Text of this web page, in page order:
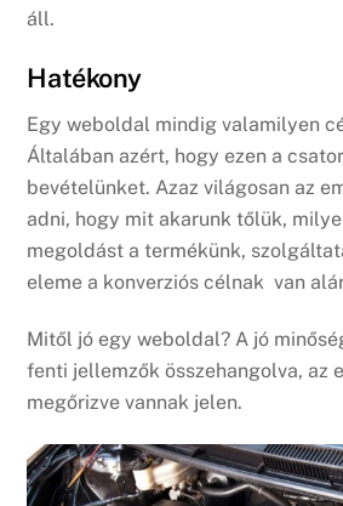
áll.
Hatékony
Egy weboldal mindig valamilyen
Általában azért, hogy ezen a
bevételünket. Azaz világosan az
adni, hogy mit akarunk tőlük,
megoldást a termékünk,
eleme a konverziós célnak van
Mitől jó egy weboldal? A jó
fenti jellemzők összehangolva, az
megőrizve vannak jelen.